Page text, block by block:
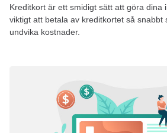
Kreditkort är ett smidigt sätt att göra dina
viktigt att betala av kreditkortet så snabbt
undvika kostnader.